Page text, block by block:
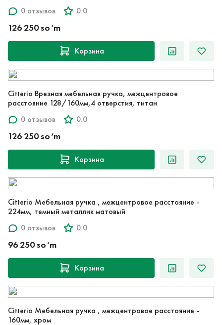
0 отзывов 0.0
126 250 so‘m
Корзина
Citterio Врезная мебельная ручка, межцентровое
расстояние 128/160мм,4 отверстия, титан
0 отзывов
0.0
126 250 so‘m
Корзина
Citterio Мебельная ручка , межцентровое расстояние -
224мм, темный металлик матовый
0 отзывов
0.0
96 250 so‘m
Корзина
Citterio Мебельная ручка , межцентровое расстояние -
160мм, хром